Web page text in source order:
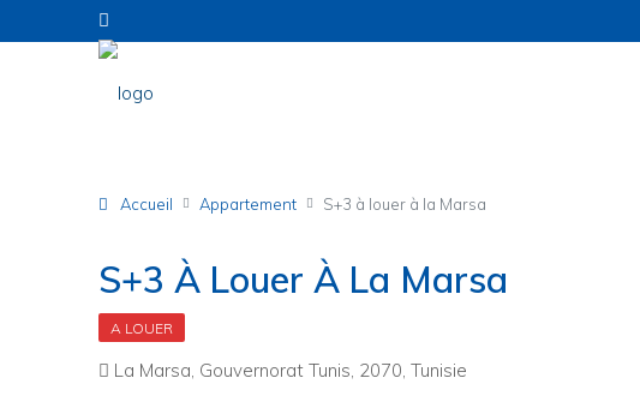
Accueil Appartement S+3 à louer à la Marsa
S+3 À Louer À La Marsa
A LOUER
La Marsa, Gouvernorat Tunis, 2070, Tunisie